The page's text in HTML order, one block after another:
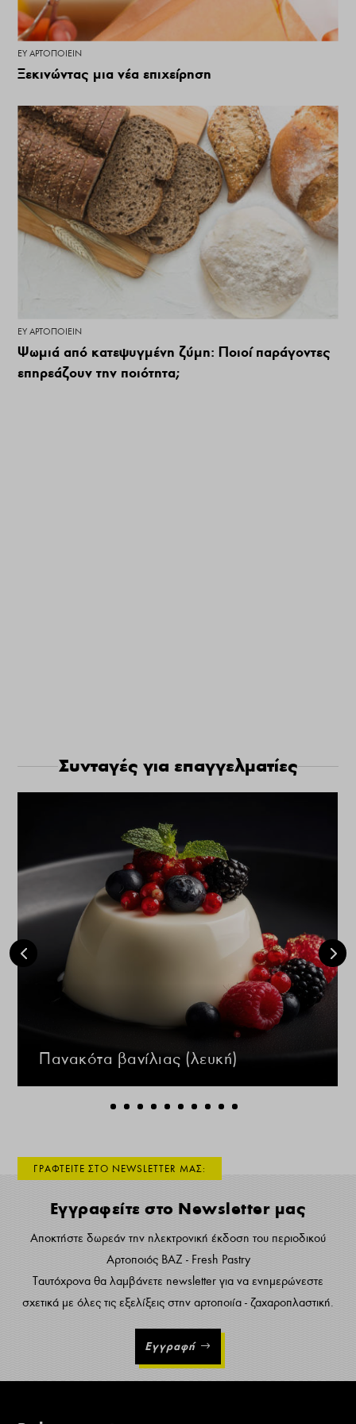
ΕΥ ΑΡΤΟΠΟΙΕΊΝ
Ξεκινώντας μια νέα επιχείρηση
ΕΥ ΑΡΤΟΠΟΙΕΊΝ
Ψωμιά από κατεψυγμένη ζύμη: Ποιοί παράγοντες
επηρεάζουν την ποιότητα;
Συνταγές για επαγγελματίες
Πανακότα βανίλιας (λευκή)
ΓΡΑΦΤΕΙΤΕ ΣΤΟ NEWSLETTER ΜΑΣ:
Εγγραφείτε στο Newsletter μας
Αποκτήστε δωρεάν την ηλεκτρονική έκδοση του περιοδικού
Αρτοποιός ΒΑΖ - Fresh Pastry
Ταυτόχρονα θα λαμβάνετε newsletter για να ενημερώνεστε
σχετικά με όλες τις εξελίξεις στην αρτοποιία - ζαχαροπλαστική.
Εγγραφή